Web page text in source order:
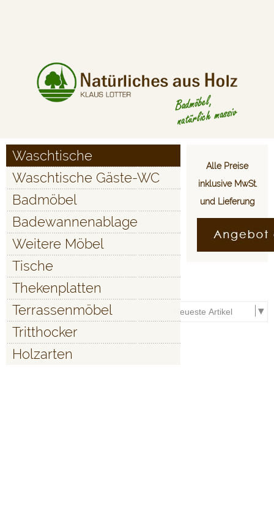
Waschtische
Waschtische Gäste-WC
Badmöbel
Badewannenablage
Weitere Möbel
Tische
Thekenplatten
Terrassenmöbel
Tritthocker
Holzarten
Alle Preise
inklusive MwSt.
und Lieferung